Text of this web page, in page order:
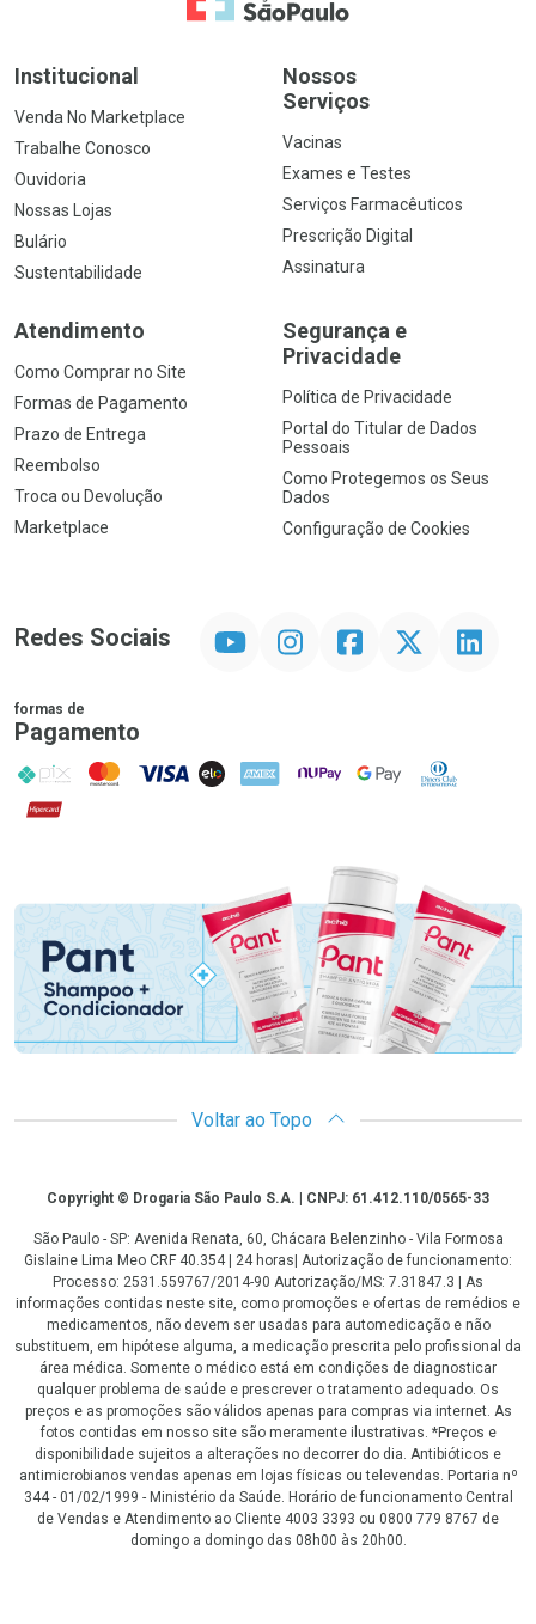
Institucional
Venda No Marketplace
Trabalhe Conosco
Ouvidoria
Nossas Lojas
Bulário
Sustentabilidade
Nossos
Serviços
Vacinas
Exames e Testes
Serviços Farmacêuticos
Prescrição Digital
Assinatura
Atendimento
Como Comprar no Site
Formas de Pagamento
Prazo de Entrega
Reembolso
Troca ou Devolução
Marketplace
Segurança e
Privacidade
Política de Privacidade
Portal do Titular de Dados
Pessoais
Como Protegemos os Seus
Dados
Configuração de Cookies
Redes Sociais InstagramFacebookTwitter Linkedin
formas de
Pagamento
PIX MasterCard
VISA ELO AMEX NuPay Google PayDiners Club
Hipercard
Promoção em Destaque
Voltar ao Topo
CopyrightCopyright © Drogaria São Paulo S.A. | CNPJ: 61.412.110/0565-33
São Paulo - SP: Avenida Renata, 60, Chácara Belenzinho - Vila Formosa
Gislaine Lima Meo CRF 40.354 | 24 horas| Autorização de funcionamento:
Processo: 2531.559767/2014-90 Autorização/MS: 7.31847.3 | As
informações contidas neste site, como promoções e ofertas de remédios e
medicamentos, não devem ser usadas para automedicação e não
substituem, em hipótese alguma, a medicação prescrita pelo profissional da
área médica. Somente o médico está em condições de diagnosticar
qualquer problema de saúde e prescrever o tratamento adequado. Os
preços e as promoções são válidos apenas para compras via internet. As
fotos contidas em nosso site são meramente ilustrativas. *Preços e
disponibilidade sujeitos a alterações no decorrer do dia. Antibióticos e
antimicrobianos vendas apenas em lojas físicas ou televendas. Portaria nº
344 - 01/02/1999 - Ministério da Saúde. Horário de funcionamento Central
de Vendas e Atendimento ao Cliente 4003 3393 ou 0800 779 8767 de
domingo a domingo das 08h00 às 20h00.